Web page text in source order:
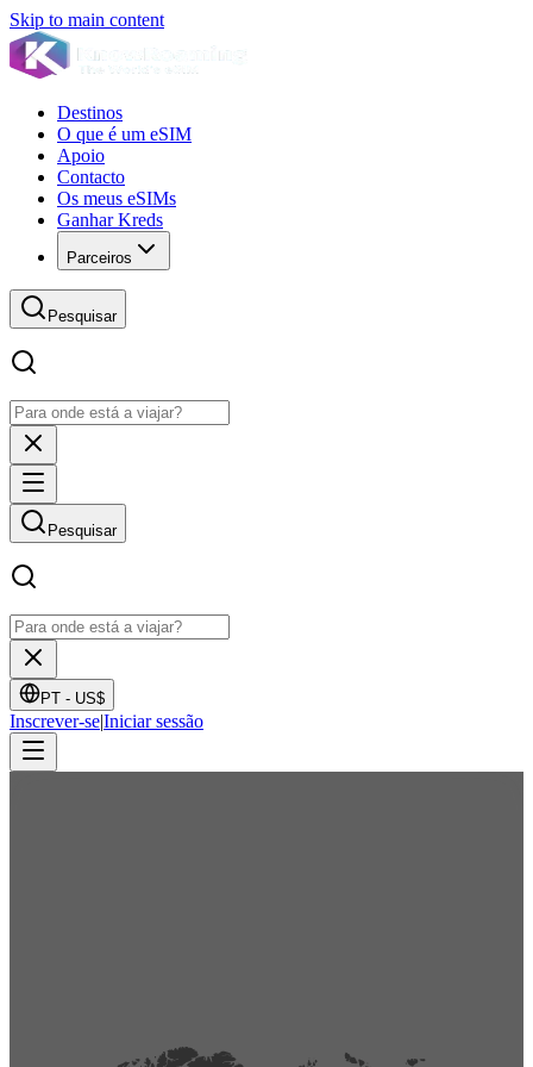
Skip to main content
Destinos
O que é um eSIM
Apoio
Contacto
Os meus eSIMs
Ganhar Kreds
Parceiros
Pesquisar
Pesquisar
PT - US$
Inscrever-se|Iniciar sessão